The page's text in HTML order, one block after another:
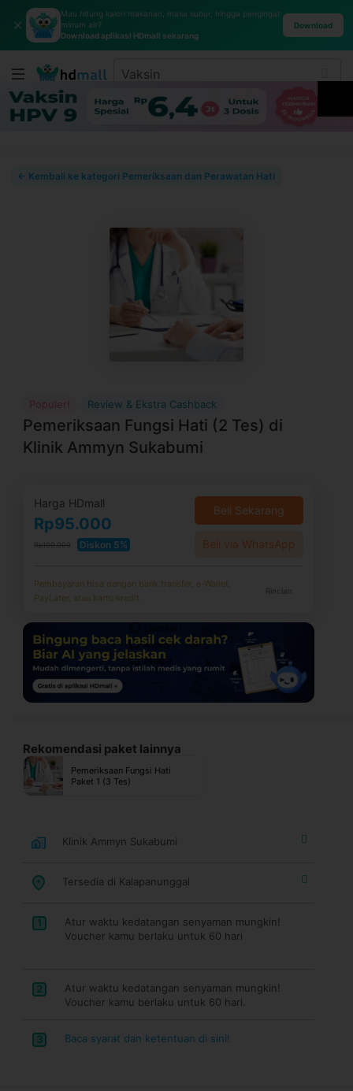
✕
Mau hitung kalori makanan, masa subur, hingga pengingat
minum air?
Download aplikasi HDmall sekarang
Download
← Kembali ke kategori Pemeriksaan dan Perawatan Hati
Populer! Review & Ekstra Cashback
Pemeriksaan Fungsi Hati (2 Tes) di
Klinik Ammyn Sukabumi
Harga HDmall
Rp95.000
Rp100.000 Diskon 5%
Beli Sekarang
Beli via WhatsApp
Pembayaran bisa dengan bank transfer, e-Wallet,
PayLater, atau kartu kredit.
Rincian
Rekomendasi paket lainnya
Pemeriksaan Fungsi Hati
Paket 1 (3 Tes)
Klinik Ammyn Sukabumi
Tersedia di Kalapanunggal
1
Atur waktu kedatangan senyaman mungkin!
Voucher kamu berlaku untuk 60 hari
2
Atur waktu kedatangan senyaman mungkin!
Voucher kamu berlaku untuk 60 hari.
3 Baca syarat dan ketentuan di sini!